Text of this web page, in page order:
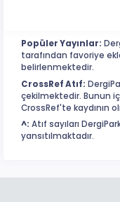
Popüler Yayınlar:
tarafından favoriye
belirlenmektedir.
CrossRef Atıf:
çekilmektedir. Bunun
CrossRef'te kaydının
^: Atıf sayıları
yansıtılmaktadır.